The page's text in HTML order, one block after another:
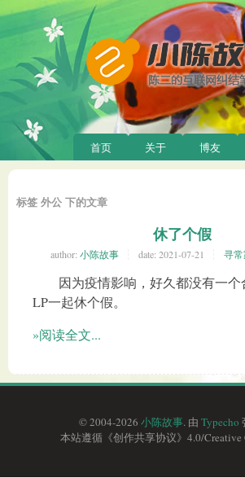
首页 关于 博友
标签 外公 下的文章
休了个假
author: 小陈故事 date: 2021-07-21 寻常
因为疫情影响，好久都没有一个
LP一起休个假。
»阅读全文...
© 2004-2026 小陈故事. 由 Typecho
本站遵循《创作共享协议》4.0/Creative